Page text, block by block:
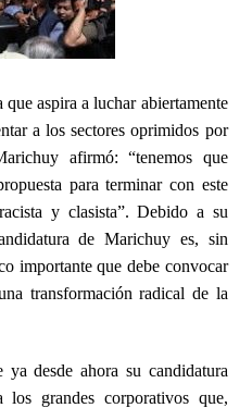
aspira a luchar abiertamente
a los sectores oprimidos por
afirmó: “tenemos que
para terminar con este
y clasista”. Debido a su
de Marichuy es, sin
importante que debe convocar
transformación radical de la
desde ahora su candidatura
los grandes corporativos que,